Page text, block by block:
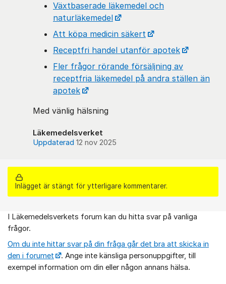
Växtbaserade läkemedel och
naturläkemedel
Att köpa medicin säkert
Receptfri handel utanför apotek
Fler frågor rörande försäljning av
receptfria läkemedel på andra ställen än
apotek
Med vänlig hälsning
Läkemedelsverket
Uppdaterad 12 nov 2025
Inlägget är stängt för ytterligare kommentarer.
Om forumet
I Läkemedelsverkets forum kan du hitta svar på vanliga
frågor.
Om du inte hittar svar på din fråga går det bra att skicka in
den i forumet
. Ange inte känsliga personuppgifter, till
exempel information om din eller någon annans hälsa.